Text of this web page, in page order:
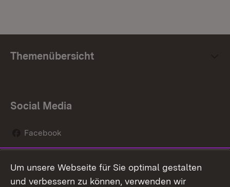
Themenübersicht
Social Media
Facebook
Social Wall
Um unsere Webseite für Sie optimal gestalten
und verbessern zu können, verwenden wir